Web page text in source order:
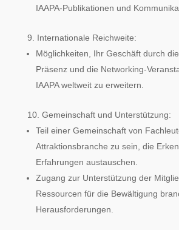
IAAPA-Publikationen und
Internationale Reichweite:
Möglichkeiten, Ihr Geschäft durch
Präsenz und die Networking-
IAAPA weltweit zu erweitern.
Gemeinschaft und Unterstützung:
Teil einer Gemeinschaft von
Attraktionsbranche zu sein, die
Erfahrungen austauschen.
Zugang zur Unterstützung der
Ressourcen für die Bewältigung
Herausforderungen.